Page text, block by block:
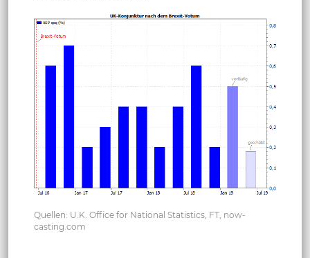
Quellen: U.K. Office for National Statistics, FT, now-
casting.com